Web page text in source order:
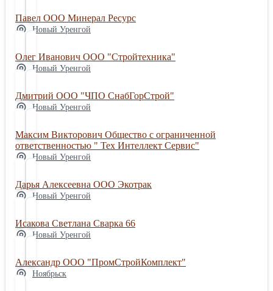
Павел ООО Минерал Ресурс
Новый Уренгой
Олег Иванович ООО "Стройтехника"
Новый Уренгой
Дмитрий ООО "ЧПО СнабГорСтрой"
Новый Уренгой
Максим Викторович Общество с ограниченной
ответственностью " Тех Интеллект Сервис"
Новый Уренгой
Дарья Алексеевна ООО Экотрак
Новый Уренгой
Исакова Светлана Сварка 66
Новый Уренгой
Александр ООО "ПромСтройКомплект"
Ноябрьск